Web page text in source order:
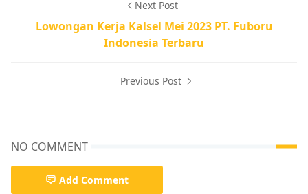
Next Post
Lowongan Kerja Kalsel Mei 2023 PT. Fuboru
Indonesia Terbaru
Previous Post
NO COMMENT
Add Comment